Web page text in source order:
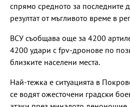
спрямо средното за последните
резултат от мъгливото време в
ВСУ съобщава още за 4200
4200 удари с fpv-дронове по
близките населени места.
Най-тежка е ситуацията в
се водят ожесточени градски